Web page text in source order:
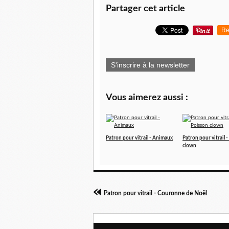
Partager cet article
S'inscrire à la newsletter
Vous aimerez aussi :
Patron pour vitrail - Animaux
Patron pour vitrail -
clown
Patron pour vitrail - Couronne de Noël